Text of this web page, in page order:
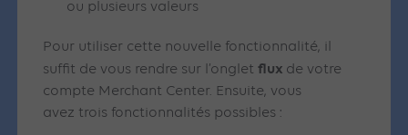
ou plusieurs valeurs
Pour utiliser cette nouvelle fonctionnalité, il
suffit de vous rendre sur l’ongletflux de votre
compte Merchant Center. Ensuite, vous
avez trois fonctionnalités possibles :